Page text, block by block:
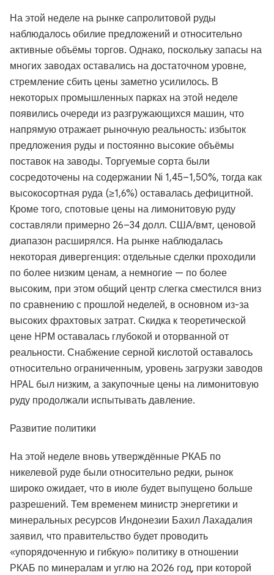
На этой неделе на рынке сапролитовой руды
наблюдалось обилие предложений и относительно
активные объёмы торгов. Однако, поскольку запасы на
многих заводах оставались на достаточном уровне,
стремление сбить цены заметно усилилось. В
некоторых промышленных парках на этой неделе
появились очереди из разгружающихся машин, что
напрямую отражает рыночную реальность: избыток
предложения руды и постоянно высокие объёмы
поставок на заводы. Торгуемые сорта были
сосредоточены на содержании Ni 1,45–1,50%, тогда как
высокосортная руда (≥1,6%) оставалась дефицитной.
Кроме того, спотовые цены на лимонитовую руду
составляли примерно 26–34 долл. США/вмт, ценовой
диапазон расширялся. На рынке наблюдалась
некоторая дивергенция: отдельные сделки проходили
по более низким ценам, а немногие — по более
высоким, при этом общий центр слегка сместился вниз
по сравнению с прошлой неделей, в основном из-за
высоких фрахтовых затрат. Скидка к теоретической
цене HPM оставалась глубокой и оторванной от
реальности. Снабжение серной кислотой оставалось
относительно ограниченным, уровень загрузки заводов
HPAL был низким, а закупочные цены на лимонитовую
руду продолжали испытывать давление.
Развитие политики
На этой неделе вновь утверждённые РКАБ по
никелевой руде были относительно редки, рынок
широко ожидает, что в июле будет выпущено больше
разрешений. Тем временем министр энергетики и
минеральных ресурсов Индонезии Бахил Лахадалия
заявил, что правительство будет проводить
«упорядоченную и гибкую» политику в отношении
РКАБ по минералам и углю на 2026 год, при которой